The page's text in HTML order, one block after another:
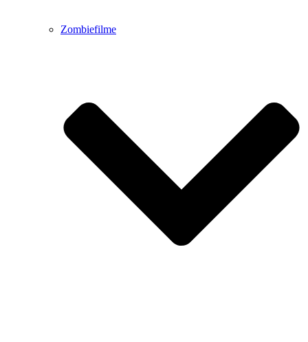
Zombiefilme